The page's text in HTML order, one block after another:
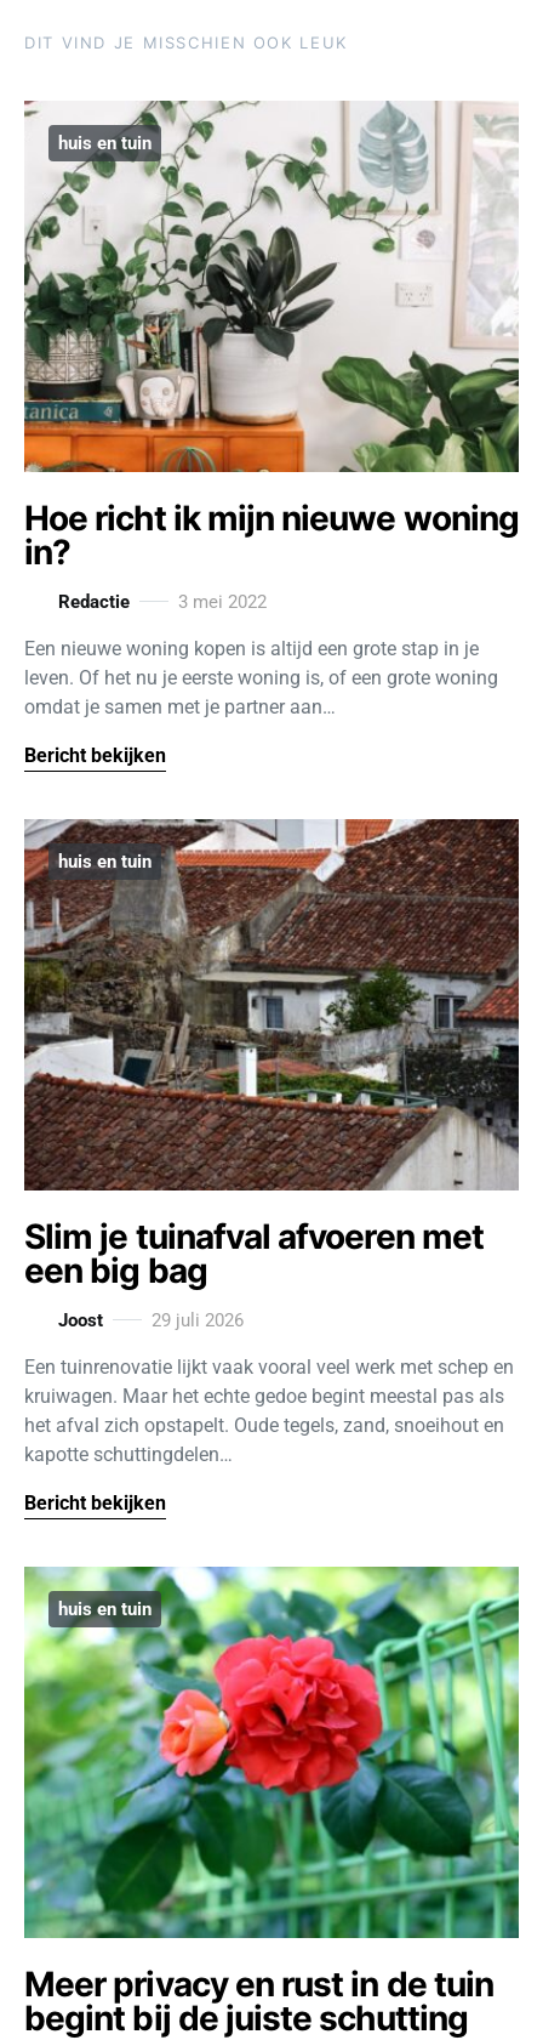
DIT VIND JE MISSCHIEN OOK LEUK
huis en tuin
Hoe richt ik mijn nieuwe woning
in?
Redactie 3 mei 2022
Een nieuwe woning kopen is altijd een grote stap in je
leven. Of het nu je eerste woning is, of een grote woning
omdat je samen met je partner aan…
Bericht bekijken
huis en tuin
Slim je tuinafval afvoeren met
een big bag
Joost 29 juli 2026
Een tuinrenovatie lijkt vaak vooral veel werk met schep en
kruiwagen. Maar het echte gedoe begint meestal pas als
het afval zich opstapelt. Oude tegels, zand, snoeihout en
kapotte schuttingdelen…
Bericht bekijken
huis en tuin
Meer privacy en rust in de tuin
begint bij de juiste schutting